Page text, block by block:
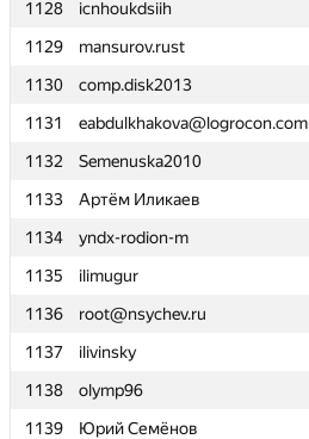
1128
icnhoukdsiih
1129
mansurov.rust
1130
comp.disk2013
1131
eabdulkhakova@logrocon.com
1132
Semenuska2010
1133
Артём Иликаев
1134
yndx-rodion-m
1135
ilimugur
1136
root@nsychev.ru
1137
ilivinsky
1138
olymp96
1139
Юрий Семёнов
1128
icnhoukdsiih
1129
mansurov.rust
1130
comp.disk2013
1131
eabdulkhakova@logrocon.com
1132
Semenuska2010
1133
Артём Иликаев
1134
yndx-rodion-m
1135
ilimugur
1136
root@nsychev.ru
1137
ilivinsky
1138
olymp96
1139
Юрий Семёнов